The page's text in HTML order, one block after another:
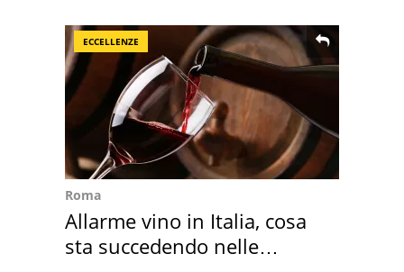
ECCELLENZE
Roma
Allarme vino in Italia, cosa
sta succedendo nelle